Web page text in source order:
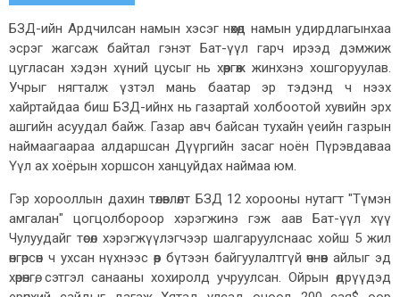
БЗД-ийн Ардчилсан намын хэсэг нөхөд намын удирдлагынхаа
эсрэг жагсаж байтал гэнэт Бат-үүл гарч ирээд дэмжиж
цугласан хэдэн хүний цусыг нь хөөргөж жинхэнэ хошгоруулав.
Учрыг нягталж үзтэл мань баатар эр тэдэнд ч нээх
хайртайдаа биш БЗД-ийнх нь газартай холбоотой хувийн эрх
ашгийн асуудал байж. Газар авч байсан тухайн үеийн газрын
наймаагаараа алдаршсан Дүүргийн засаг ноён Пүрэвдаваа
Үүл ах хоёрын хоршсон ханцуйдах наймаа юм.
Гэр хорооллын дахин төлөвлөлт БЗД 12 хорооны нутагт "Түмэн
амгалан" цогцолбороор хэрэгжинэ гэж аав Бат-үүл хүү
Чулуудайг төсөл хэрэгжүүлэгчээр шалгаруулснаас хойш 5 жил
өнгөрсөн ч ухсан нүхнээс өөр бүтээн байгуулалтгүй өчнөөн айлыг эд
хөрөнгө, сэтгэл санааны хохиролд учруулсан. Ойрын өдрүүдэд